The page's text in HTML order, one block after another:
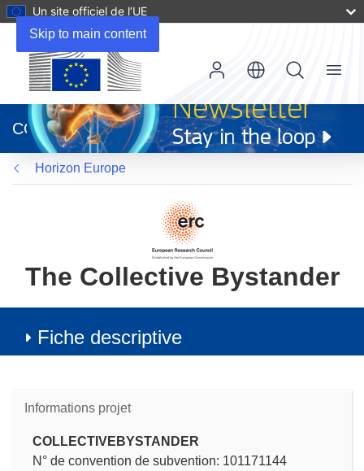
Skip to main content
Un site officiel de l’UE
dans
une
nouvelle
fenêtre)
CORDIS
Menu
Horizon Europe
The Collective Bystander
Fiche descriptive
Informations projet
COLLECTIVEBYSTANDER
N° de convention de subvention: 101171144